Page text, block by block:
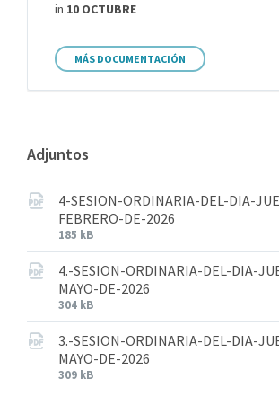
in 10 OCTUBRE
MÁS DOCUMENTACIÓN
Adjuntos
4-SESION-ORDINARIA-DEL-DIA-
FEBRERO-DE-2026
185 kB
4.-SESION-ORDINARIA-DEL-DIA-
MAYO-DE-2026
304 kB
3.-SESION-ORDINARIA-DEL-DIA-
MAYO-DE-2026
309 kB